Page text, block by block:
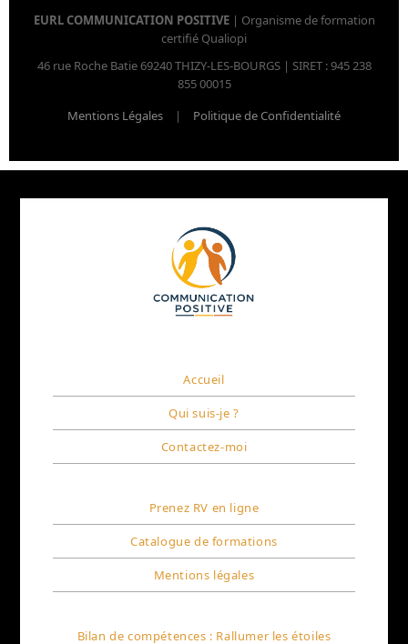
EURL COMMUNICATION POSITIVE| Organisme de formation
certifié Qualiopi
46 rue Roche Batie 69240 THIZY-LES-BOURGS | SIRET : 945 238
855 00015
Mentions Légales
| Politique de Confidentialité
Accueil
Qui suis-je ?
Contactez-moi
Prenez RV en ligne
Catalogue de formations
Mentions légales
Bilan de compétences : Rallumer les étoiles